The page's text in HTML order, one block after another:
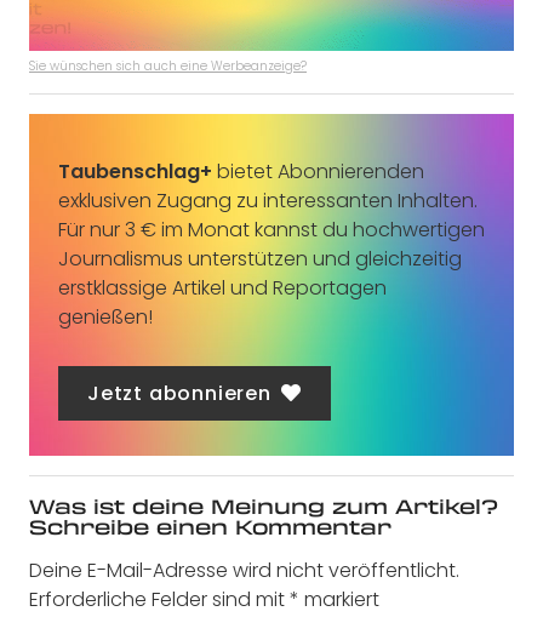
Sie wünschen sich auch eine Werbeanzeige?
Taubenschlag+ bietet Abonnierenden
exklusiven Zugang zu interessanten Inhalten.
Für nur 3 € im Monat kannst du hochwertigen
Journalismus unterstützen und gleichzeitig
erstklassige Artikel und Reportagen
genießen!
Jetzt abonnieren
Was ist deine Meinung zum Artikel?
Schreibe einen Kommentar
Deine E-Mail-Adresse wird nicht veröffentlicht.
Erforderliche Felder sind mit* markiert